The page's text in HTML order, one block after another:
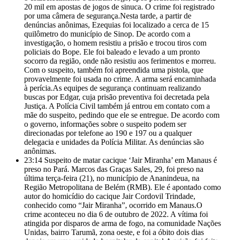
20 mil em apostas de jogos de sinuca. O crime foi registrado
por uma câmera de segurança.Nesta tarde, a partir de
denúncias anônimas, Ezequias foi localizado a cerca de 15
quilômetro do município de Sinop. De acordo com a
investigação, o homem resistiu a prisão e trocou tiros com
policiais do Bope. Ele foi baleado e levado a um pronto
socorro da região, onde não resistiu aos ferimentos e morreu.
Com o suspeito, também foi apreendida uma pistola, que
provavelmente foi usada no crime. A arma será encaminhada
à perícia.As equipes de segurança continuam realizando
buscas por Edgar, cuja prisão preventiva foi decretada pela
Justiça. A Polícia Civil também já entrou em contato com a
mãe do suspeito, pedindo que ele se entregue. De acordo com
o governo, informações sobre o suspeito podem ser
direcionadas por telefone ao 190 e 197 ou a qualquer
delegacia e unidades da Polícia Militar. As denúncias são
anônimas.
23:14 Suspeito de matar cacique ‘Jair Miranha’ em Manaus é
preso no Pará. Marcos das Graças Sales, 29, foi preso na
última terça-feira (21), no município de Ananindeua, na
Região Metropolitana de Belém (RMB). Ele é apontado como
autor do homicídio do cacique Jair Cordovil Trindade,
conhecido como “Jair Miranha”, ocorrido em Manaus.O
crime aconteceu no dia 6 de outubro de 2022. A vítima foi
atingida por disparos de arma de fogo, na comunidade Nações
Unidas, bairro Tarumã, zona oeste, e foi a óbito dois dias